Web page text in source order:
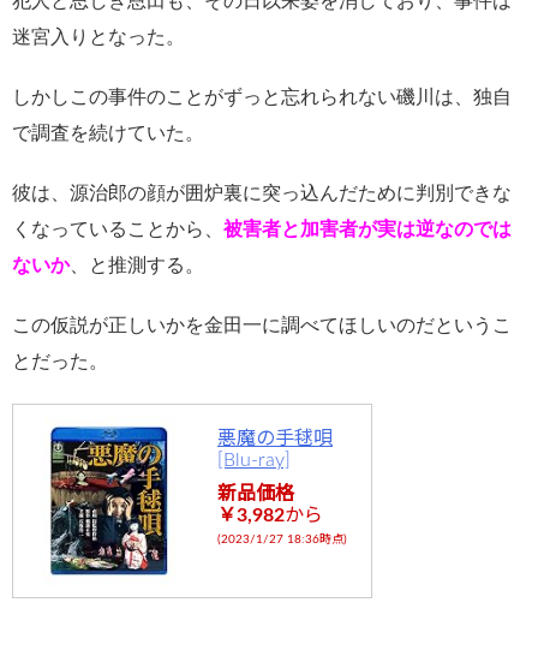
迷宮入りとなった。
しかしこの事件のことがずっと忘れられない磯川は、独自
で調査を続けていた。
彼は、源治郎の顔が囲炉裏に突っ込んだために判別できな
くなっていることから、 被害者と加害者が実は逆なのでは
ないか、と推測する。
この仮説が正しいかを金田一に調べてほしいのだというこ
とだった。
悪魔の手毬唄
[Blu-ray]
新品価格
￥3,982から
(2023/1/27 18:36時点)